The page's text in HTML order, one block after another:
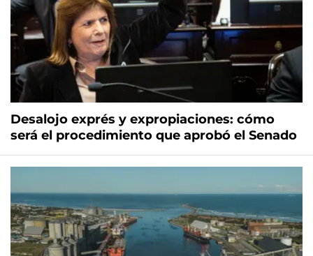
Desalojo exprés y expropiaciones: cómo
será el procedimiento que aprobó el Senado